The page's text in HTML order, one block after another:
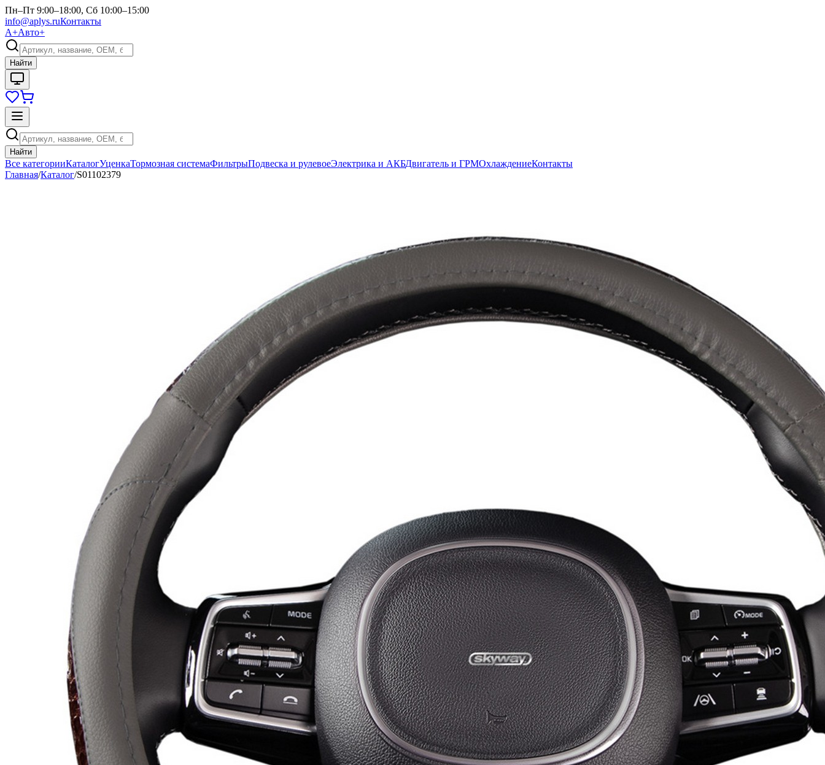
Пн–Пт 9:00–18:00, Сб 10:00–15:00
info@aplys.ruКонтакты
А+Авто+
Найти
Найти
Все категорииКаталогУценкаТормозная системаФильтрыПодвеска и рулевоеЭлектрика и АКБДвигатель и ГРМОхлаждениеКонтакты
Главная/Каталог/S01102379